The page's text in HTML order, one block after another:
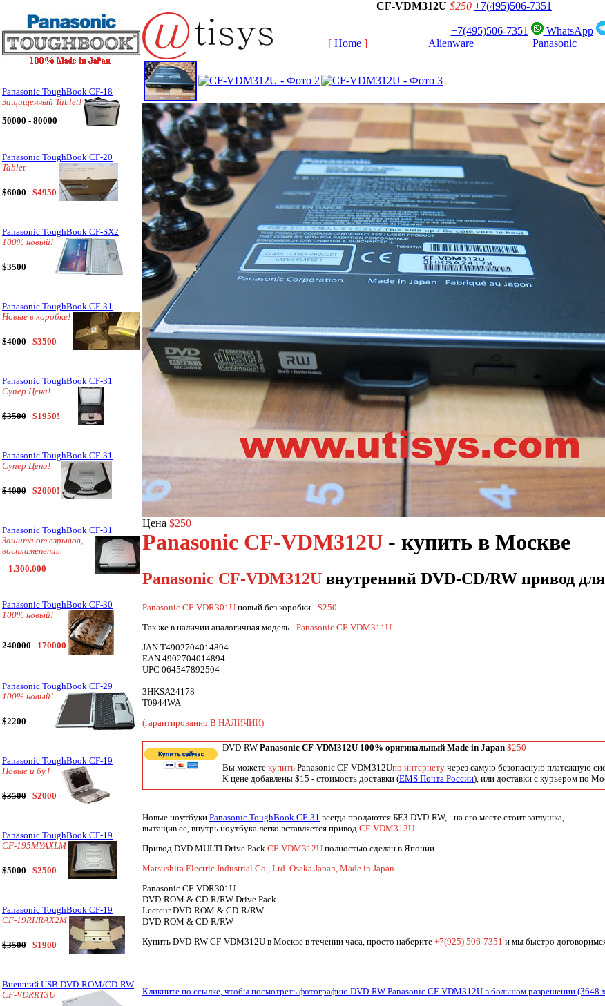
CF-VDM312U $250 +7(495)506-7351
Panasonic ToughBook CF-18
Защищенный Tablet!
50000 - 80000
Panasonic ToughBook CF-20
Tablet
$6000 $4950
Panasonic ToughBook CF-SX2
100% новый!
$3500
Panasonic ToughBook CF-31
Новые в коробке!
$4000 $3500
Panasonic ToughBook CF-31
Супер Цена!
$3500 $1950!
Panasonic ToughBook CF-31
Супер Цена!
$4000 $2000!
Panasonic ToughBook CF-31
Защита от взрывов,
воспламенения.
1.300.000
Panasonic ToughBook CF-30
100% новый!
240000 170000
Panasonic ToughBook CF-29
100% новый!
$2200
Panasonic ToughBook CF-19
Новые и бу.!
$3500 $2000
Panasonic ToughBook CF-19
CF-195MYAXLM
$5000 $2500
Panasonic ToughBook CF-19
CF-19RHRAX2M
$3500 $1900
Внешний USB DVD-ROM/CD-RW
CF-VDRRT3U
+7(495)506-7351 WhatsApp
[ Home ] Alienware Panasonic
Цена $250
Panasonic CF-VDM312U - купить в Москве
Panasonic CF-VDM312U внутренний DVD-CD/RW привод
Panasonic CF-VDR301U новый без коробки - $250
Так же в наличии аналогичная модель - Panasonic CF-VDM311U
JAN T4902704014894
EAN 4902704014894
UPC 064547892504
3HKSA24178
T0944WA
(гарантированно В НАЛИЧИИ)
DVD-RW Panasonic CF-VDM312U 100% оригинальный Made in Japan $250
Вы можете купить Panasonic CF-VDM312Uпо интернету через самую безопасную платежную
К цене добавлены $15 - стоимость доставки (EMS Почта России), или доставки с курьером по
Новые ноутбуки Panasonic ToughBook CF-31 всегда продаются БЕЗ DVD-RW, - на его месте стоит заглушка,
вытащив ее, внутрь ноутбука легко вставляется привод CF-VDM312U
Привод DVD MULTI Drive Pack CF-VDM312U полностью сделан в Японии
Matsushita Electric Industrial Co., Ltd. Osaka Japan, Made in Japan
Panasonic CF-VDR301U
DVD-ROM & CD-R/RW Drive Pack
Lecteur DVD-ROM & CD-R/RW
DVD-ROM & CD-R/RW
Купить DVD-RW CF-VDM312U в Москве в течении часа, просто наберите +7(925) 506-7351 и мы быстро
Кликните по ссылке, чтобы посмотреть фотографию DVD-RW Panasonic CF-VDM312U в большом разрешении (3648